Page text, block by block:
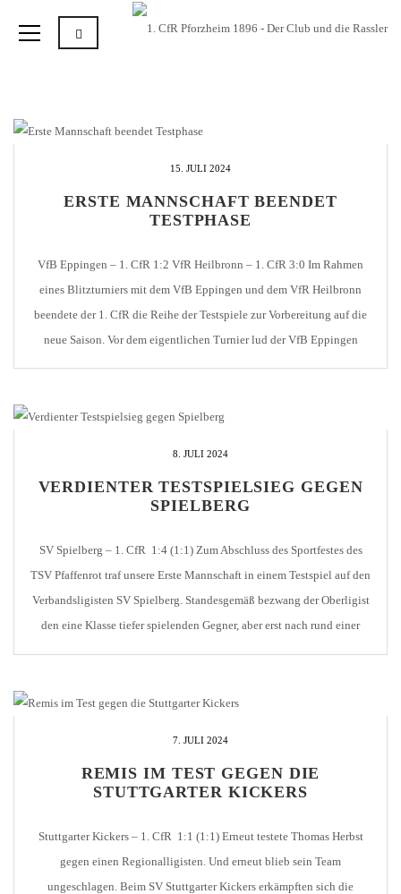
15. JULI 2024
ERSTE MANNSCHAFT BEENDET
TESTPHASE
VfB Eppingen – 1. CfR 1:2 VfR Heilbronn – 1. CfR 3:0 Im Rahmen
eines Blitzturniers mit dem VfB Eppingen und dem VfR Heilbronn
beendete der 1. CfR die Reihe der Testspiele zur Vorbereitung auf die
neue Saison. Vor dem eigentlichen Turnier lud der VfB Eppingen
Vertreter verschiedener Vereine erstmals zum “Fußball-Stammtisch”
8. JULI 2024
VERDIENTER TESTSPIELSIEG GEGEN
SPIELBERG
SV Spielberg – 1. CfR 1:4 (1:1) Zum Abschluss des Sportfestes des
TSV Pfaffenrot traf unsere Erste Mannschaft in einem Testspiel auf den
Verbandsligisten SV Spielberg. Standesgemäß bezwang der Oberligist
den eine Klasse tiefer spielenden Gegner, aber erst nach rund einer
7. JULI 2024
REMIS IM TEST GEGEN DIE
STUTTGARTER KICKERS
Stuttgarter Kickers – 1. CfR 1:1 (1:1) Erneut testete Thomas Herbst
gegen einen Regionalligisten. Und erneut blieb sein Team
ungeschlagen. Beim SV Stuttgarter Kickers erkämpften sich die